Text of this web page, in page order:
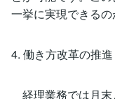
一挙に実現できるの
4. 働き方改革の推進
経理業務では月末